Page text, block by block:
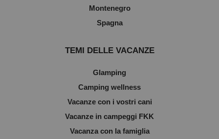
Montenegro
Spagna
TEMI DELLE VACANZE
Glamping
Camping wellness
Vacanze con i vostri cani
Vacanze in campeggi FKK
Vacanza con la famiglia